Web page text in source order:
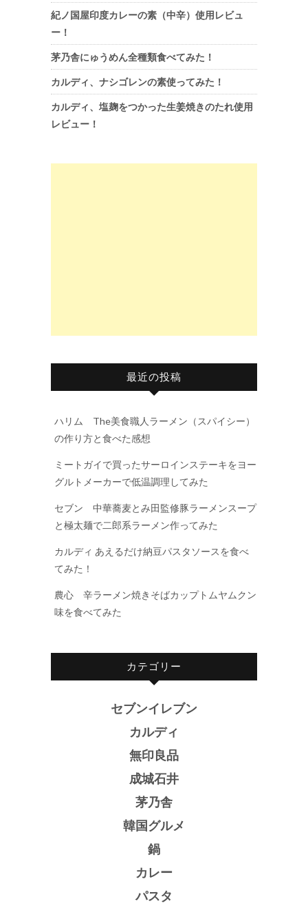
紀ノ国屋印度カレーの素（中辛）使用レビュ
ー！
茅乃舎にゅうめん全種類食べてみた！
カルディ、ナシゴレンの素使ってみた！
カルディ、塩麹をつかった生姜焼きのたれ使用
レビュー！
最近の投稿
ハリム The美食職人ラーメン（スパイシー）
の作り方と食べた感想
ミートガイで買ったサーロインステーキをヨー
グルトメーカーで低温調理してみた
セブン 中華蕎麦とみ田監修豚ラーメンスープ
と極太麺で二郎系ラーメン作ってみた
カルディ あえるだけ納豆パスタソースを食べ
てみた！
農心 辛ラーメン焼きそばカップトムヤムクン
味を食べてみた
カテゴリー
セブンイレブン
カルディ
無印良品
成城石井
茅乃舎
韓国グルメ
鍋
カレー
パスタ